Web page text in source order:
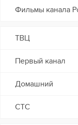
Фильмы канала
ТВЦ
Первый канал
Домашний
СТС